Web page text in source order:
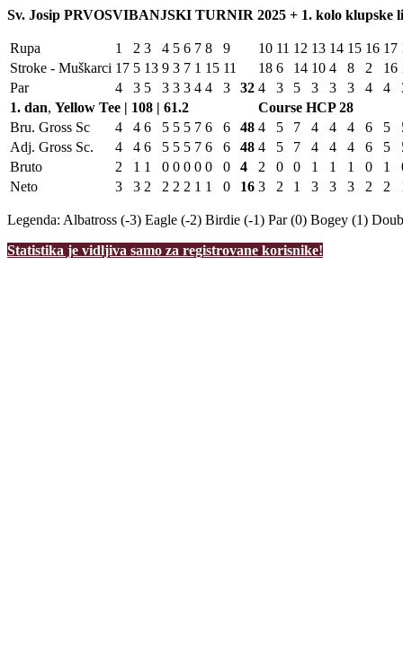
Sv. Josip PRVOSVIBANJSKI TURNIR 2025 + 1. kolo klupske
Rupa 1 2 3 4 5 6 7 8 9 10 11 12 13 14 15 16 17
Stroke - Muškarci 17 5 13 9 3 7 1 15 11 18 6 14 10 4 8 2 16
Par
4 3 5 3 3 3 4 4 3 32 4 3 5 3 3 3 4 4
1. dan, Yellow Tee | 108 | 61.2 Course HCP28
Bru. Gross Sc
4 4 6 5 5 5 7 6 6 48 4 5 7 4 4 4 6 5
Adj. Gross Sc.
4 4 6 5 5 5 7 6 6 48 4 5 7 4 4 4 6 5
Bruto
2 1 1 0 0 0 0 0 0 4 2 0 0 1 1 1 0 1
Neto
3 3 2 2 2 2 1 1 0 16 3 2 1 3 3 3 2 2
Legenda: Albatross (-3) Eagle (-2) Birdie (-1) Par (0) Bogey (1)
Statistika je vidljiva samo za registrovane korisnike!